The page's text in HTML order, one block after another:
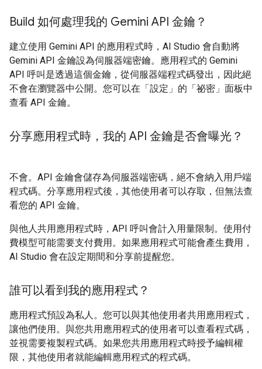
Build 如何處理我的 Gemini API 金鑰？
建立使用 Gemini API 的應用程式時，AI Studio 會自動將
Gemini API 金鑰設為伺服器端密鑰。應用程式的 Gemini
API 呼叫是透過這個金鑰，從伺服器端程式碼發出，因此絕
不會在瀏覽器中公開。您可以在「設定」的「祕密」 面板中
查看 API 金鑰。
分享應用程式時，我的 API 金鑰是否會曝光？
不會。API 金鑰會儲存為伺服器端密碼，絕不會納入用戶端
程式碼。分享應用程式後，其他使用者可以存取，但無法查
看您的 API 金鑰。
與他人共用應用程式時，API 呼叫會計入用量限制。使用付
費模型可能需要支付費用。如果應用程式可能會產生費用，
AI Studio 會在設定期間和分享前提醒您。
誰可以看到我的應用程式？
應用程式預設為私人。您可以與其他使用者共用應用程式，
讓他們使用。與您共用應用程式的使用者可以查看程式碼，
並視需要複製程式碼。如果您共用應用程式時授予編輯權
限，其他使用者就能編輯應用程式的程式碼。